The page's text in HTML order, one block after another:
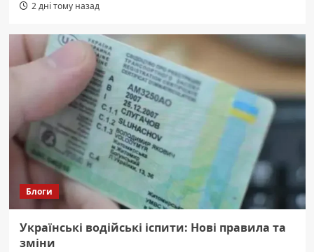
2 дні тому назад
Блоги
Українські водійські іспити: Нові правила та
зміни